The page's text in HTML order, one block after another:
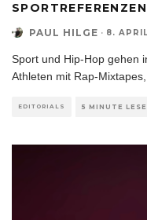
SPORTREFERENZEN
PAUL HILGE · 8.
Sport und Hip-Hop gehen
Athleten mit Rap-
EDITORIALS 5 MINUTE